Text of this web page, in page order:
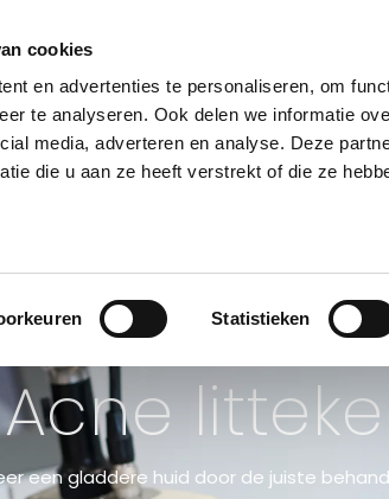
cookies
en advertenties te personaliseren, om
te analyseren. Ook delen we informatie
media, adverteren en analyse. Deze
die u aan ze heeft verstrekt of die ze
Statistieken
BEHANDELINGENHUIDPROBLEMEN
Acne
een gladdere huid door de juiste